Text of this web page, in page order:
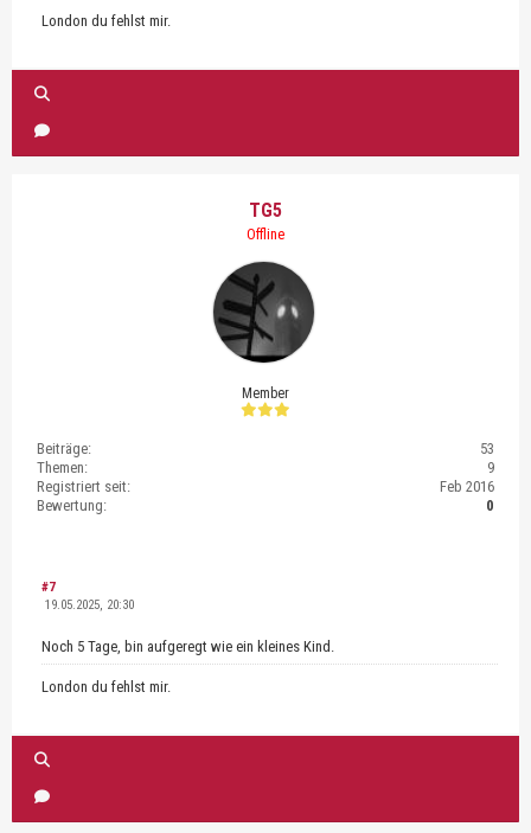
London du fehlst mir.
TG5
Offline
Member
Beiträge:
53
Themen:
9
Registriert seit:
Feb 2016
Bewertung:
0
#7
19.05.2025, 20:30
Noch 5 Tage, bin aufgeregt wie ein kleines Kind.
London du fehlst mir.